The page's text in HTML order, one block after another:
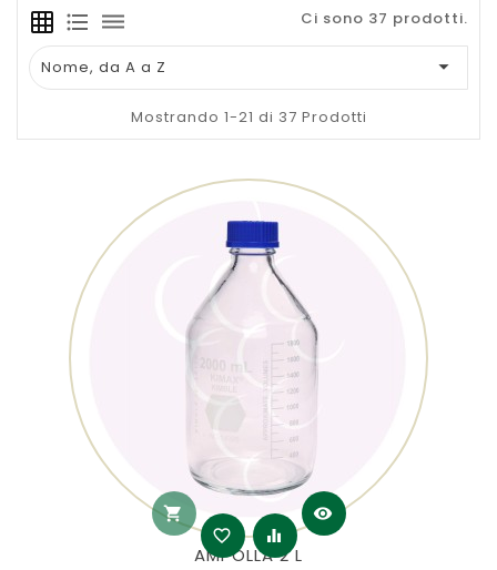
grid_on format_list_bulleted dehaze Ci sono 37 prodotti.
Nome, da A a Z 
Mostrando 1-21 di 37 Prodotti
shopping_cart
favorite_border
equalizer
visibility
AMPOLLA 2 L